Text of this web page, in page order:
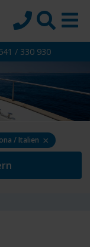
/ 330 930
/ Italien ×